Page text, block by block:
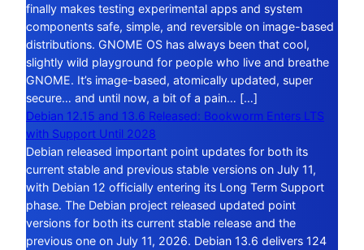
finally makes testing experimental apps and system
components safe, simple, and reversible on image-based
distributions. GNOME OS has always been that cool,
slightly wild playground for people who live and breathe
GNOME. It’s image-based, atomically updated, super
secure… and until now, a bit of a pain… […]
Debian 12.15 and 13.6 Released: Bookworm Enters LTS
with Support Until 2028
Debian released important point updates for both its
current stable and previous stable versions on July 11,
with Debian 12 officially entering its Long Term Support
phase. The Debian project released updated point
versions for both its current stable release and the
previous one on July 11, 2026. Debian 13.6 delivers 124